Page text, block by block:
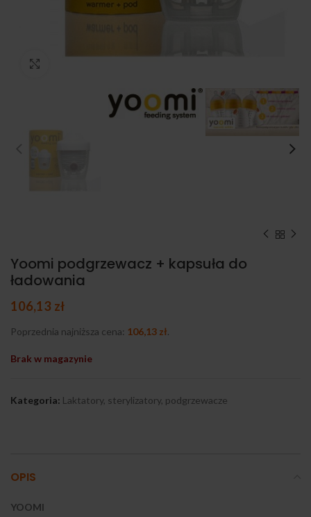
Yoomi podgrzewacz + kapsuła do
ładowania
106,13 zł
Poprzednia najniższa cena: 106,13 zł.
Brak w magazynie
Kategoria: Laktatory, sterylizatory, podgrzewacze
OPIS
YOOMI